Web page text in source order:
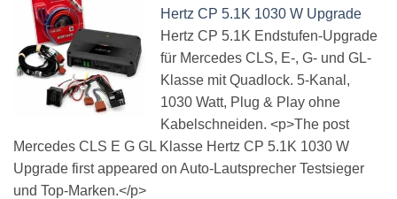
Hertz CP 5.1K 1030 W Upgrade
Hertz CP 5.1K Endstufen-Upgrade
für Mercedes CLS, E-, G- und GL-
Klasse mit Quadlock. 5-Kanal,
1030 Watt, Plug & Play ohne
Kabelschneiden. <p>The post
Mercedes CLS E G GL Klasse Hertz CP 5.1K 1030 W
Upgrade first appeared on Auto-Lautsprecher Testsieger
und Top-Marken.</p>